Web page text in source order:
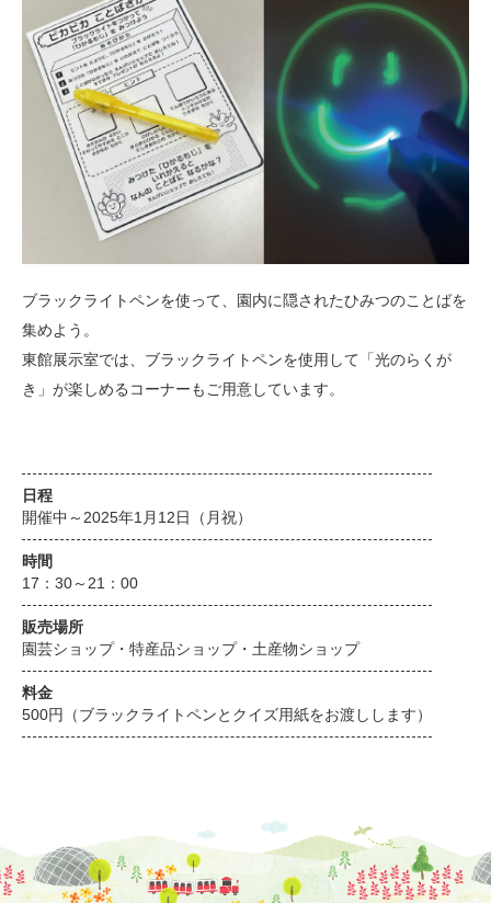
ブラックライトペンを使って、園内に隠されたひみつのことばを
集めよう。
東館展示室では、ブラックライトペンを使用して「光のらくが
き」が楽しめるコーナーもご用意しています。
日程
開催中～2025年1月12日（月祝）
時間
17：30～21：00
販売場所
園芸ショップ・特産品ショップ・土産物ショップ
料金
500円（ブラックライトペンとクイズ用紙をお渡しします）